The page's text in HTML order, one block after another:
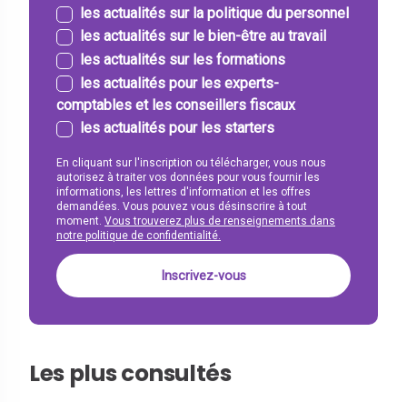
les actualités sur la politique du personnel
les actualités sur le bien-être au travail
les actualités sur les formations
les actualités pour les experts-
comptables et les conseillers fiscaux
les actualités pour les starters
En cliquant sur l'inscription ou télécharger, vous nous
autorisez à traiter vos données pour vous fournir les
informations, les lettres d'information et les offres
demandées. Vous pouvez vous désinscrire à tout
moment. Vous trouverez plus de renseignements dans
notre politique de confidentialité.
Les plus consultés